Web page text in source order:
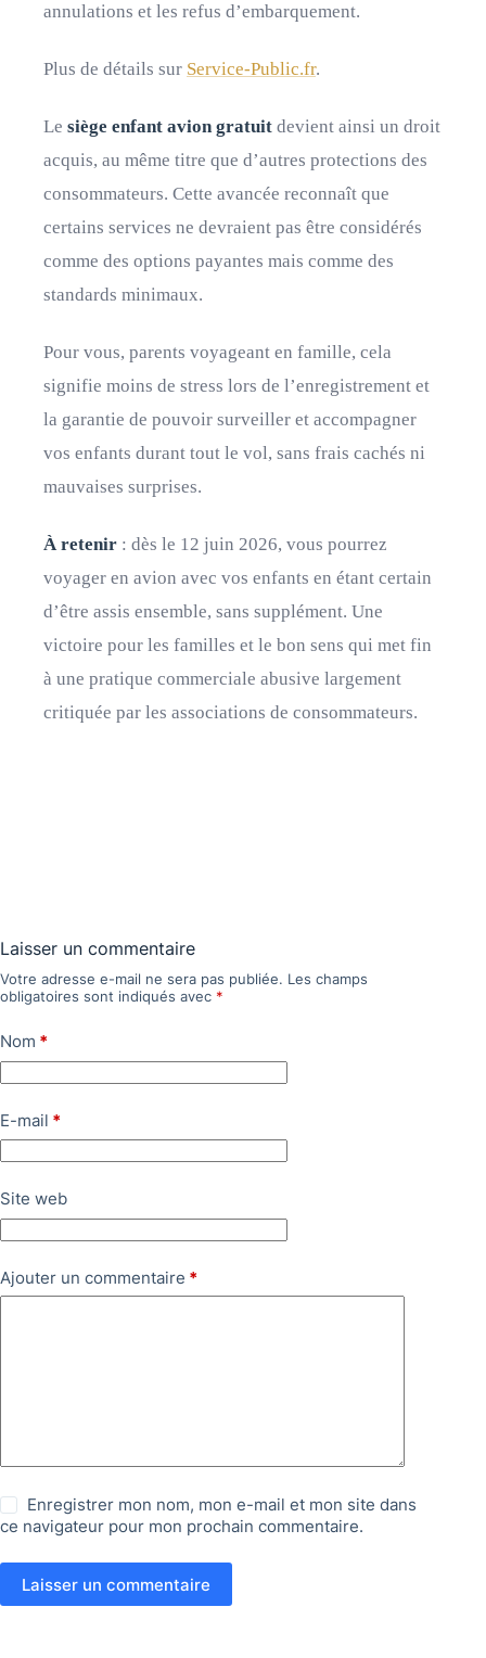
annulations et les refus d’embarquement.
Plus de détails sur Service-Public.fr.
Le siège enfant avion gratuit devient ainsi un droit
acquis, au même titre que d’autres protections des
consommateurs. Cette avancée reconnaît que
certains services ne devraient pas être considérés
comme des options payantes mais comme des
standards minimaux.
Pour vous, parents voyageant en famille, cela
signifie moins de stress lors de l’enregistrement et
la garantie de pouvoir surveiller et accompagner
vos enfants durant tout le vol, sans frais cachés ni
mauvaises surprises.
À retenir : dès le 12 juin 2026, vous pourrez
voyager en avion avec vos enfants en étant certain
d’être assis ensemble, sans supplément. Une
victoire pour les familles et le bon sens qui met fin
à une pratique commerciale abusive largement
critiquée par les associations de consommateurs.
Laisser un commentaire
Votre adresse e-mail ne sera pas publiée. Les champs
obligatoires sont indiqués avec *
Nom *
E-mail *
Site web
Ajouter un commentaire *
Enregistrer mon nom, mon e-mail et mon site dans
ce navigateur pour mon prochain commentaire.
Laisser un commentaire